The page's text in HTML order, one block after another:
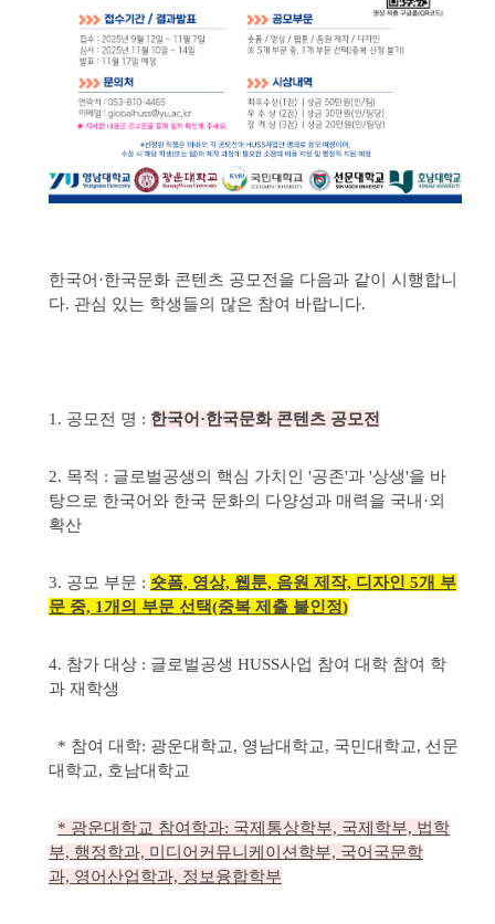
한국어·한국문화 콘텐츠 공모전을 다음과 같이 시행합니
다. 관심 있는 학생들의 많은 참여 바랍니다.
1. 공모전 명 : 한국어·한국문화 콘텐츠 공모전
2. 목적 : 글로벌공생의 핵심 가치인 '공존'과 '상생'을 바
탕으로 한국어와 한국 문화의 다양성과 매력을 국내·외
확산
3. 공모 부문 : 숏폼, 영상, 웹툰, 음원 제작, 디자인 5개 부
문 중, 1개의 부문 선택(중복 제출 불인정)
4. 참가 대상 : 글로벌공생 HUSS사업 참여 대학 참여 학
과 재학생
* 참여 대학: 광운대학교, 영남대학교, 국민대학교, 선문
대학교, 호남대학교
* 광운대학교 참여학과: 국제통상학부, 국제학부, 법학
부, 행정학과, 미디어커뮤니케이션학부, 국어국문학
과, 영어산업학과, 정보융합학부